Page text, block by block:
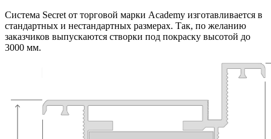
Система Secret от торговой марки Academy изготавливается в
стандартных и нестандартных размерах. Так, по желанию
заказчиков выпускаются створки под покраску высотой до
3000 мм.